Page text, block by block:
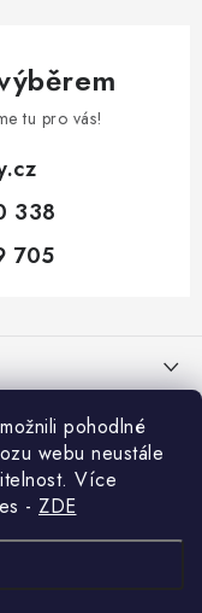
pohodlné
webu neustále
Více
- ZDE
tu pro vás!
338
705